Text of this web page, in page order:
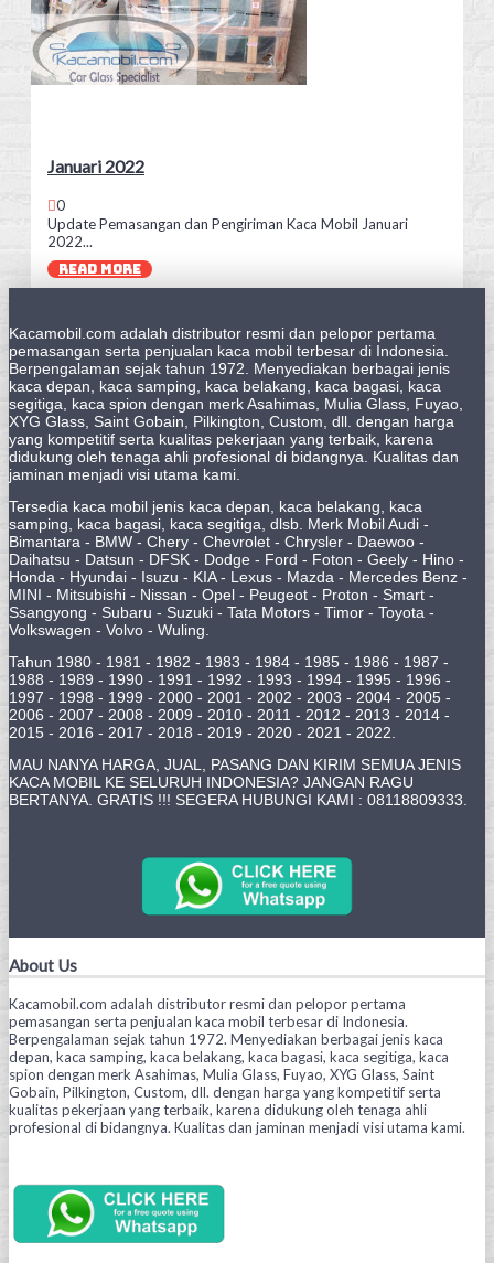
Januari 2022
0
Update Pemasangan dan Pengiriman Kaca Mobil Januari
2022...
READ MORE
Kacamobil.com adalah distributor resmi dan pelopor pertama
pemasangan serta penjualan kaca mobil terbesar di Indonesia.
Berpengalaman sejak tahun 1972. Menyediakan berbagai jenis
kaca depan, kaca samping, kaca belakang, kaca bagasi, kaca
segitiga, kaca spion dengan merk Asahimas, Mulia Glass, Fuyao,
XYG Glass, Saint Gobain, Pilkington, Custom, dll. dengan harga
yang kompetitif serta kualitas pekerjaan yang terbaik, karena
didukung oleh tenaga ahli profesional di bidangnya. Kualitas dan
jaminan menjadi visi utama kami.
Tersedia kaca mobil jenis kaca depan, kaca belakang, kaca
samping, kaca bagasi, kaca segitiga, dlsb. Merk Mobil Audi -
Bimantara - BMW - Chery - Chevrolet - Chrysler - Daewoo -
Daihatsu - Datsun - DFSK - Dodge - Ford - Foton - Geely - Hino -
Honda - Hyundai - Isuzu - KIA - Lexus - Mazda - Mercedes Benz -
MINI - Mitsubishi - Nissan - Opel - Peugeot - Proton - Smart -
Ssangyong - Subaru - Suzuki - Tata Motors - Timor - Toyota -
Volkswagen - Volvo - Wuling.
Tahun 1980 - 1981 - 1982 - 1983 - 1984 - 1985 - 1986 - 1987 -
1988 - 1989 - 1990 - 1991 - 1992 - 1993 - 1994 - 1995 - 1996 -
1997 - 1998 - 1999 - 2000 - 2001 - 2002 - 2003 - 2004 - 2005 -
2006 - 2007 - 2008 - 2009 - 2010 - 2011 - 2012 - 2013 - 2014 -
2015 - 2016 - 2017 - 2018 - 2019 - 2020 - 2021 - 2022.
MAU NANYA HARGA, JUAL, PASANG DAN KIRIM SEMUA JENIS
KACA MOBIL KE SELURUH INDONESIA? JANGAN RAGU
BERTANYA. GRATIS !!! SEGERA HUBUNGI KAMI : 08118809333.
About Us
Kacamobil.com adalah distributor resmi dan pelopor pertama
pemasangan serta penjualan kaca mobil terbesar di Indonesia.
Berpengalaman sejak tahun 1972. Menyediakan berbagai jenis kaca
depan, kaca samping, kaca belakang, kaca bagasi, kaca segitiga, kaca
spion dengan merk Asahimas, Mulia Glass, Fuyao, XYG Glass, Saint
Gobain, Pilkington, Custom, dll. dengan harga yang kompetitif serta
kualitas pekerjaan yang terbaik, karena didukung oleh tenaga ahli
profesional di bidangnya. Kualitas dan jaminan menjadi visi utama kami.